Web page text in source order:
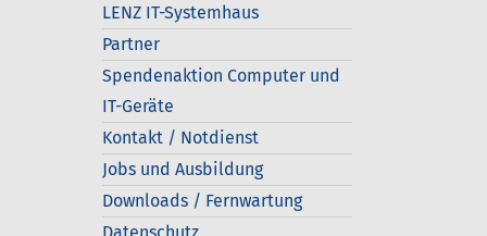
LENZ IT-Systemhaus
Partner
Spendenaktion Computer und
IT-Geräte
Kontakt / Notdienst
Jobs und Ausbildung
Downloads / Fernwartung